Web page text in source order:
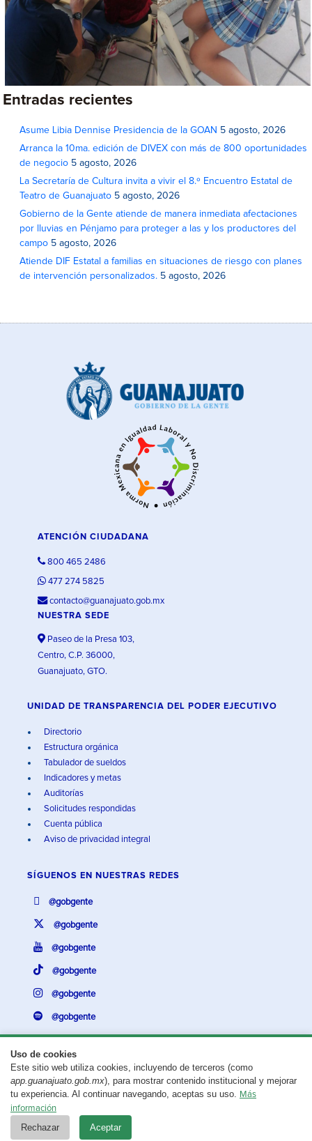
Entradas recientes
Asume Libia Dennise Presidencia de la GOAN 5 agosto, 2026
Arranca la 10ma. edición de DIVEX con más de 800 oportunidades
de negocio 5 agosto, 2026
La Secretaría de Cultura invita a vivir el 8.º Encuentro Estatal de
Teatro de Guanajuato 5 agosto, 2026
Gobierno de la Gente atiende de manera inmediata afectaciones
por lluvias en Pénjamo para proteger a las y los productores del
campo 5 agosto, 2026
Atiende DIF Estatal a familias en situaciones de riesgo con planes
de intervención personalizados. 5 agosto, 2026
Uso de cookies
Este sitio web utiliza cookies, incluyendo de terceros (como
app.guanajuato.gob.mx), para mostrar contenido institucional y mejorar
tu experiencia. Al continuar navegando, aceptas su uso. Más
información
Rechazar Aceptar
ATENCIÓN CIUDADANA
800 465 2486
477 274 5825
contacto@guanajuato.gob.mx
NUESTRA SEDE
Paseo de la Presa 103,
Centro, C.P. 36000,
Guanajuato, GTO.
UNIDAD DE TRANSPARENCIA DEL PODER EJECUTIVO
Directorio
Estructura orgánica
Tabulador de sueldos
Indicadores y metas
Auditorías
Solicitudes respondidas
Cuenta pública
Aviso de privacidad integral
SÍGUENOS EN NUESTRAS REDES
@gobgente
@gobgente
@gobgente
@gobgente
@gobgente
@gobgente
¿Existe algún problema con esta página?Repórtalo aquí.
Aviso legal